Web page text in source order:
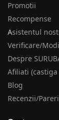
Promotii
Recompense
Asistentul
Verificare/
Despre
Afiliati
Blog
Recenzii/Pareri